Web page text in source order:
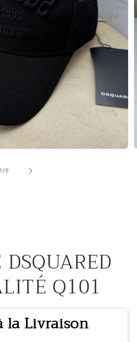
1 /of
9
Q101
la Livraison